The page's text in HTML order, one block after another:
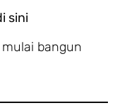
sini
bangun